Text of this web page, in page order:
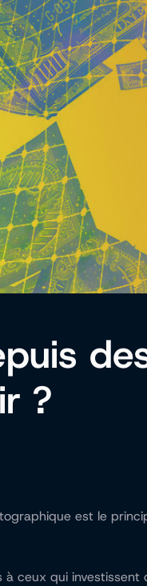
?
est le
ceux qui investissent